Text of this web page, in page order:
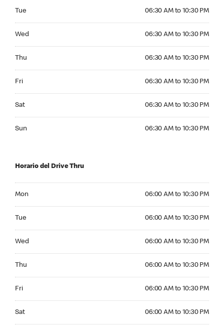
Tue 06:30 AM to 10:30 PM
Wed 06:30 AM to 10:30 PM
Thu 06:30 AM to 10:30 PM
Fri 06:30 AM to 10:30 PM
Sat 06:30 AM to 10:30 PM
Sun 06:30 AM to 10:30 PM
Horario del Drive Thru
Mon 06:00 AM to 10:30 PM
Tue 06:00 AM to 10:30 PM
Wed 06:00 AM to 10:30 PM
Thu 06:00 AM to 10:30 PM
Fri 06:00 AM to 10:30 PM
Sat 06:00 AM to 10:30 PM